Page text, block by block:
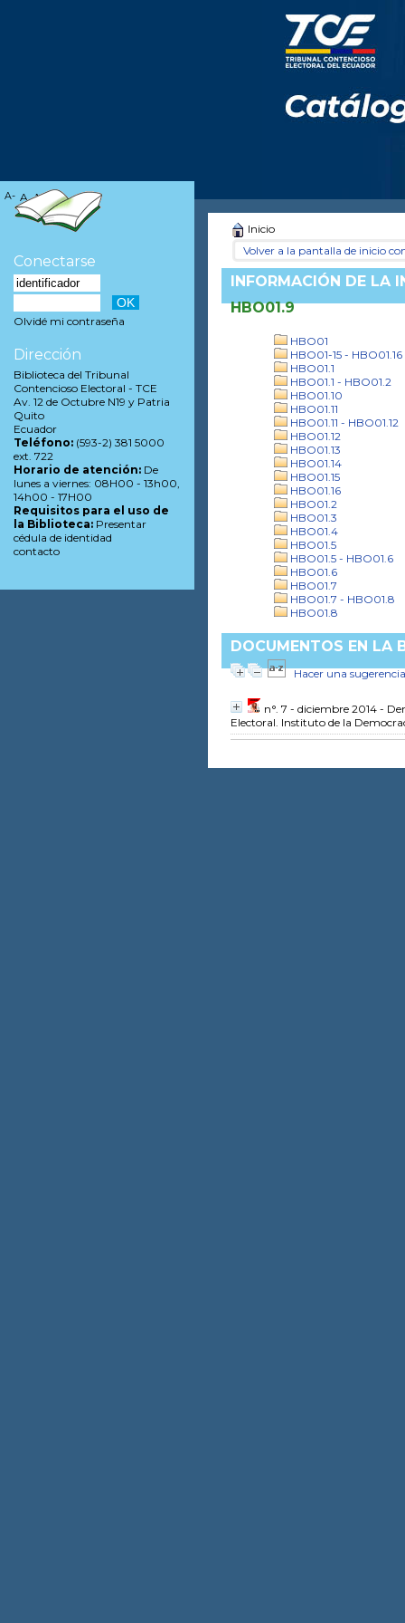
Inicio
Volver a la pantalla de inicio
INFORMACIÓN DE LA
HBO01.9
HBO01
HBO01-15 - HBO01.16
HBO01.1
HBO01.1 - HBO01.2
HBO01.10
HBO01.11
HBO01.11 - HBO01.12
HBO01.12
HBO01.13
HBO01.14
HBO01.15
HBO01.16
HBO01.2
HBO01.3
HBO01.4
HBO01.5
HBO01.5 - HBO01.6
HBO01.6
HBO01.7
HBO01.7 - HBO01.8
HBO01.8
DOCUMENTOS EN LA
Hacer una sugerencia
n°. 7 - diciembre 2014 -
Electoral. Instituto de la
A- A A+
Conectarse
Olvidé mi contraseña
Dirección
Biblioteca del Tribunal
Contencioso Electoral - TCE
Av. 12 de Octubre N19 y Patria
Quito
Ecuador
Teléfono: (593-2) 381 5000
ext. 722
Horario de atención: De
lunes a viernes: 08H00 - 13h00,
14h00 - 17H00
Requisitos para el uso de
la Biblioteca: Presentar
cédula de identidad
contacto